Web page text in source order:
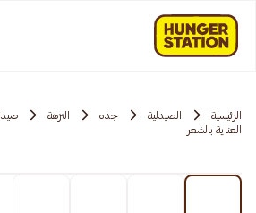
الرئيسية الصيدلية جده النزهة
العناية بالشعر